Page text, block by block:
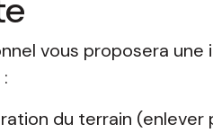
vous proposera
du terrain (enlever